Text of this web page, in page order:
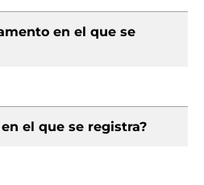
en el que se
el que se registra?